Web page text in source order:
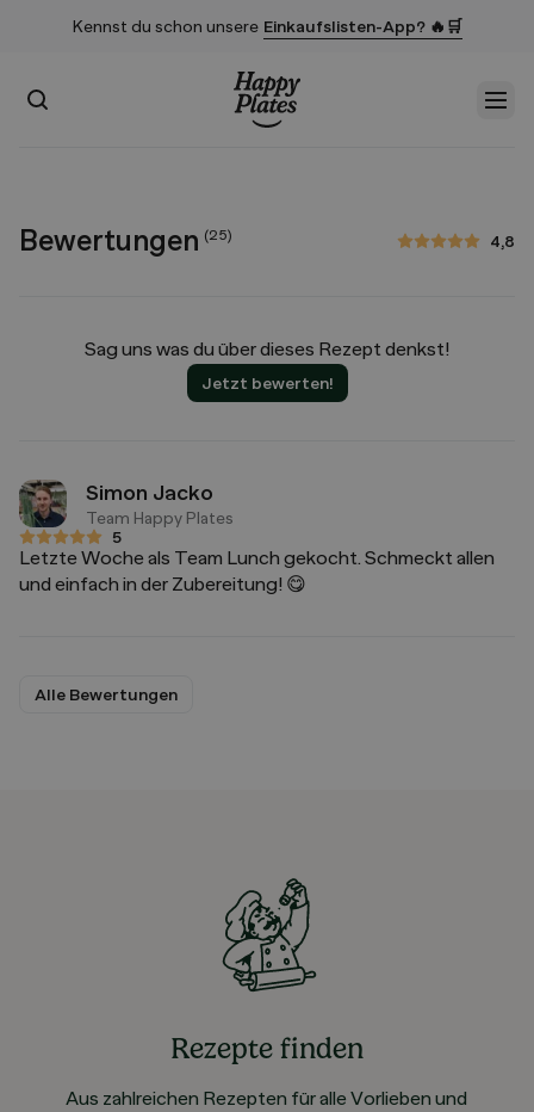
Kennst du schon unsere Einkaufslisten-App? 🔥🛒
Suchen
Bewertungen (25) 4,8
4,8 von 5 Sternen
Sag uns was du über dieses Rezept denkst!
Jetzt bewerten!
Simon Jacko
Team Happy Plates
5
5 von 5 Sternen
Letzte Woche als Team Lunch gekocht. Schmeckt allen
und einfach in der Zubereitung! 😋
Alle Bewertungen
Rezepte finden
Aus zahlreichen Rezepten für alle Vorlieben und